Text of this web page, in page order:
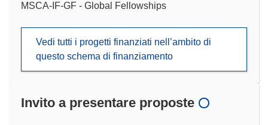
MSCA-IF-GF - Global Fellowships
Vedi tutti i progetti finanziati nell’ambito di
questo schema di finanziamento
Invito a presentare proposte